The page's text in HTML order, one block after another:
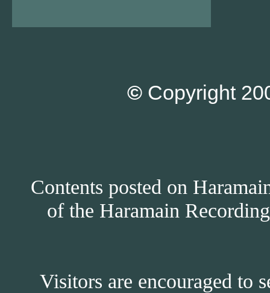
© Copyright
Contents posted on
of the Haramain
Visitors are encouraged to